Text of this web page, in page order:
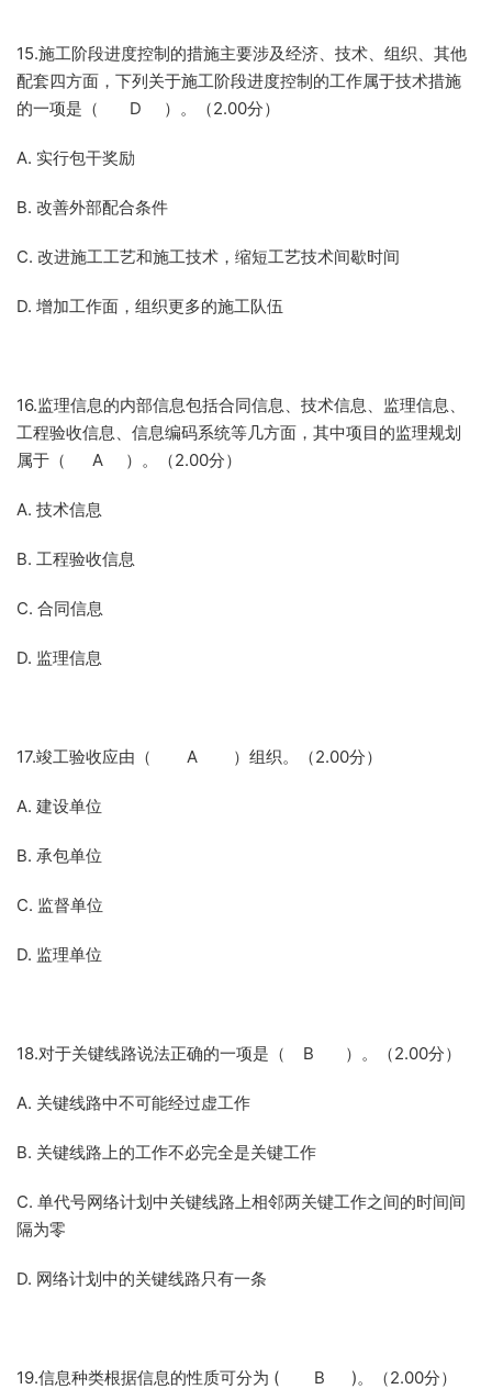
15.施工阶段进度控制的措施主要涉及经济、技术、组织、其他
配套四方面，下列关于施工阶段进度控制的工作属于技术措施
的一项是（ D ）。（2.00分）
A. 实行包干奖励
B. 改善外部配合条件
C. 改进施工工艺和施工技术，缩短工艺技术间歇时间
D. 增加工作面，组织更多的施工队伍
16.监理信息的内部信息包括合同信息、技术信息、监理信息、
工程验收信息、信息编码系统等几方面，其中项目的监理规划
属于（ A ）。（2.00分）
A. 技术信息
B. 工程验收信息
C. 合同信息
D. 监理信息
17.竣工验收应由（ A ）组织。（2.00分）
A. 建设单位
B. 承包单位
C. 监督单位
D. 监理单位
18.对于关键线路说法正确的一项是（ B ）。（2.00分）
A. 关键线路中不可能经过虚工作
B. 关键线路上的工作不必完全是关键工作
C. 单代号网络计划中关键线路上相邻两关键工作之间的时间间
隔为零
D. 网络计划中的关键线路只有一条
19.信息种类根据信息的性质可分为 ( B )。（2.00分）